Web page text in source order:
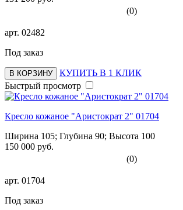
(0)
арт. 02482
Под заказ
В КОРЗИНУ
КУПИТЬ В 1 КЛИК
Быстрый просмотр
Кресло кожаное "Аристократ 2" 01704
Ширина 105; Глубина 90; Высота 100
150 000 руб.
(0)
арт. 01704
Под заказ